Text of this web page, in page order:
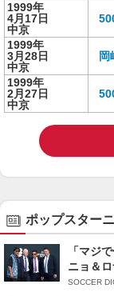
1999年
4月17日
中京
1999年
3月28日
中京
岡
1999年
2月27日
中京
ポップスター
「マジ
ニョ＆
トが実
SOCCER